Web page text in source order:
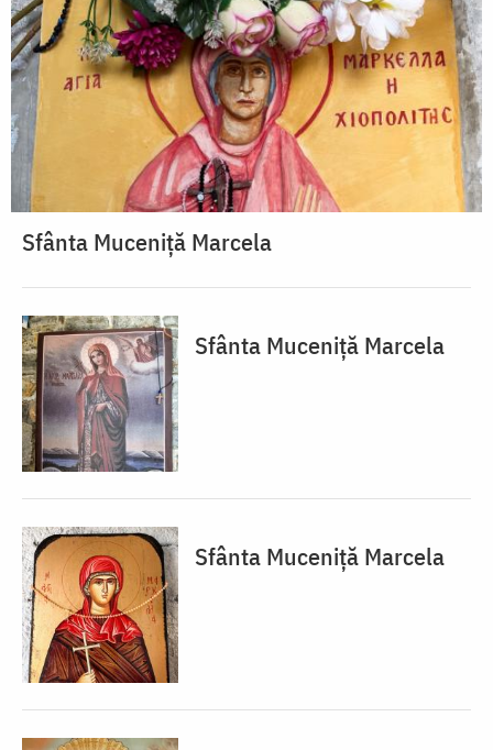
Sfânta Muceniță Marcela
Sfânta Muceniță Marcela
Sfânta Muceniță Marcela